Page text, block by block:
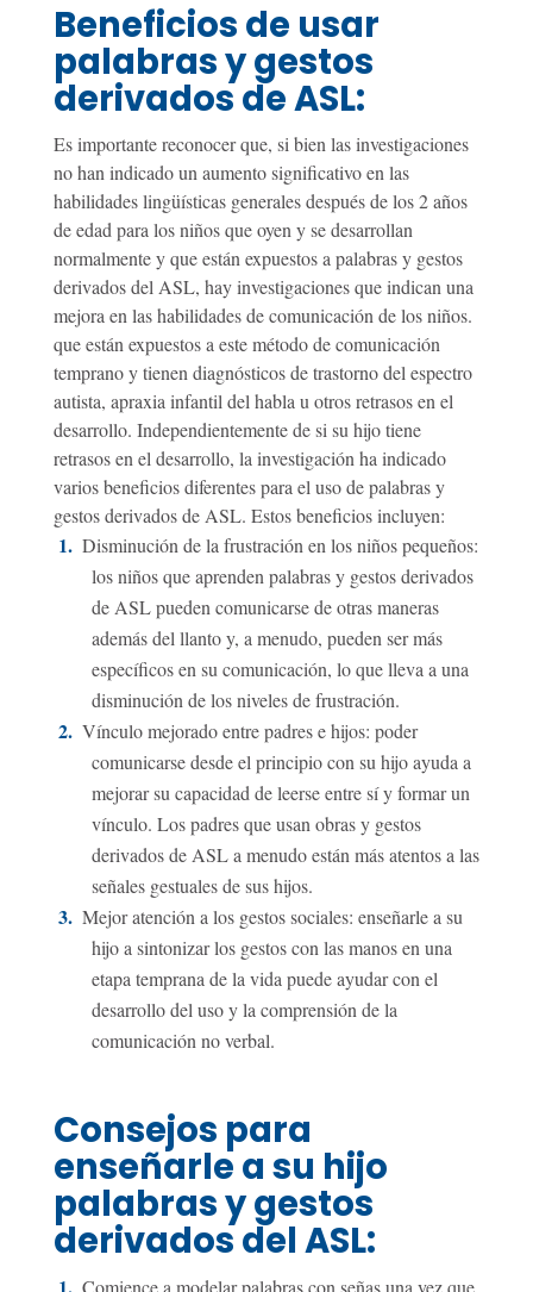
Beneficios de usar
palabras y gestos
derivados de ASL:
Es importante reconocer que, si bien las investigaciones
no han indicado un aumento significativo en las
habilidades lingüísticas generales después de los 2 años
de edad para los niños que oyen y se desarrollan
normalmente y que están expuestos a palabras y gestos
derivados del ASL, hay investigaciones que indican una
mejora en las habilidades de comunicación de los niños.
que están expuestos a este método de comunicación
temprano y tienen diagnósticos de trastorno del espectro
autista, apraxia infantil del habla u otros retrasos en el
desarrollo. Independientemente de si su hijo tiene
retrasos en el desarrollo, la investigación ha indicado
varios beneficios diferentes para el uso de palabras y
gestos derivados de ASL. Estos beneficios incluyen:
Disminución de la frustración en los niños pequeños:
los niños que aprenden palabras y gestos derivados
de ASL pueden comunicarse de otras maneras
además del llanto y, a menudo, pueden ser más
específicos en su comunicación, lo que lleva a una
disminución de los niveles de frustración.
Vínculo mejorado entre padres e hijos: poder
comunicarse desde el principio con su hijo ayuda a
mejorar su capacidad de leerse entre sí y formar un
vínculo. Los padres que usan obras y gestos
derivados de ASL a menudo están más atentos a las
señales gestuales de sus hijos.
Mejor atención a los gestos sociales: enseñarle a su
hijo a sintonizar los gestos con las manos en una
etapa temprana de la vida puede ayudar con el
desarrollo del uso y la comprensión de la
comunicación no verbal.
Consejos para
enseñarle a su hijo
palabras y gestos
derivados del ASL:
Comience a modelar palabras con señas una vez que